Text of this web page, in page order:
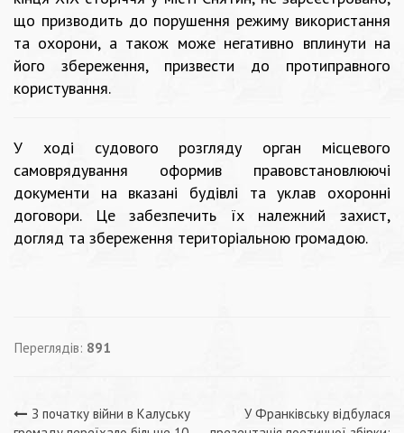
що призводить до порушення режиму використання
та охорони, а також може негативно вплинути на
його збереження, призвести до протиправного
користування.
У ході судового розгляду орган місцевого
самоврядування оформив правовстановлюючі
документи на вказані будівлі та уклав охоронні
договори. Це забезпечить їх належний захист,
догляд та збереження територіальною громадою.
Переглядів: 891
Навігація
З початку війни в Калуську
У Франківську відбулася